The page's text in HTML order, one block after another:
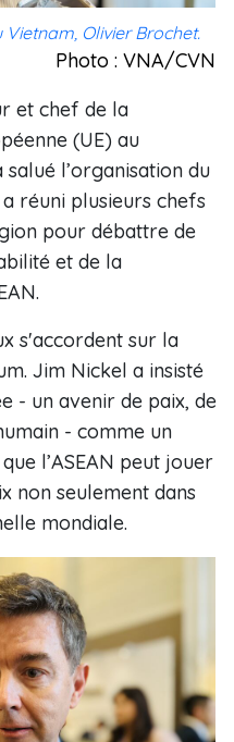
Olivier Brochet.
Photo : VNA/CVN
et chef de la
(UE) au
l’organisation du
réuni plusieurs chefs
pour débattre de
et de la
s'accordent sur la
Jim Nickel a insisté
- un avenir de paix, de
- comme un
l’ASEAN peut jouer
non seulement dans
mondiale.